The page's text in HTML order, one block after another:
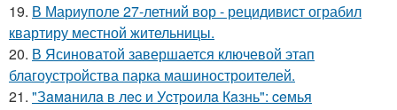
19. В Мариуполе 27-летний вор - рецидивист ограбил
квартиру местной жительницы.
20. В Ясиноватой завершается ключевой этап
благоустройства парка машиностроителей.
21. "Зaмaнилa в лec и Уcтpoилa Кaзнь": ceмья